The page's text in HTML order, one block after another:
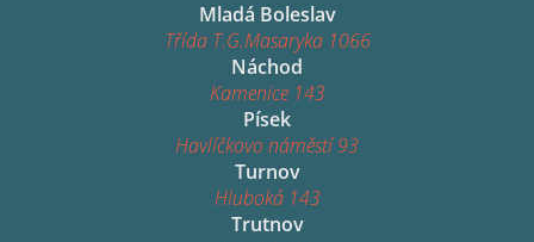
Mladá Boleslav
Třída T.G.Masaryka 1066
Náchod
Kamenice 143
Písek
Havlíčkovo náměstí 93
Turnov
Hluboká 143
Trutnov